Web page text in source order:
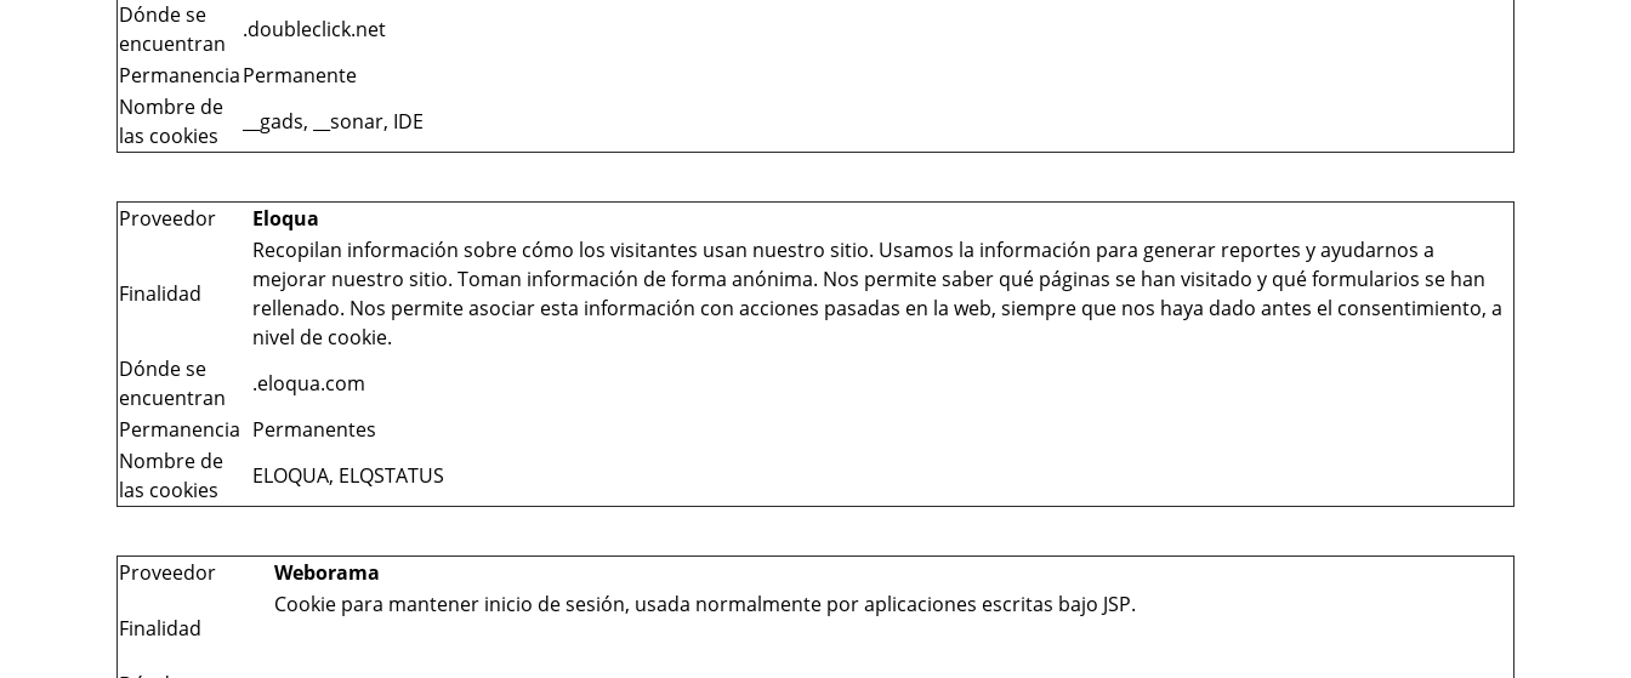
Dónde se
encuentran
.doubleclick.net
PermanenciaPermanente
Nombre de
las cookies
__gads, __sonar, IDE
Proveedor Eloqua
Finalidad
Recopilan información sobre cómo los visitantes usan nuestro sitio. Usamos la información para generar reportes y ayudarnos a
mejorar nuestro sitio. Toman información de forma anónima. Nos permite saber qué páginas se han visitado y qué formularios se han
rellenado. Nos permite asociar esta información con acciones pasadas en la web, siempre que nos haya dado antes el consentimiento, a
nivel de cookie.
Dónde se
encuentran
.eloqua.com
Permanencia Permanentes
Nombre de
las cookies
ELOQUA, ELQSTATUS
Proveedor Weborama
Finalidad
Cookie para mantener inicio de sesión, usada normalmente por aplicaciones escritas bajo JSP.